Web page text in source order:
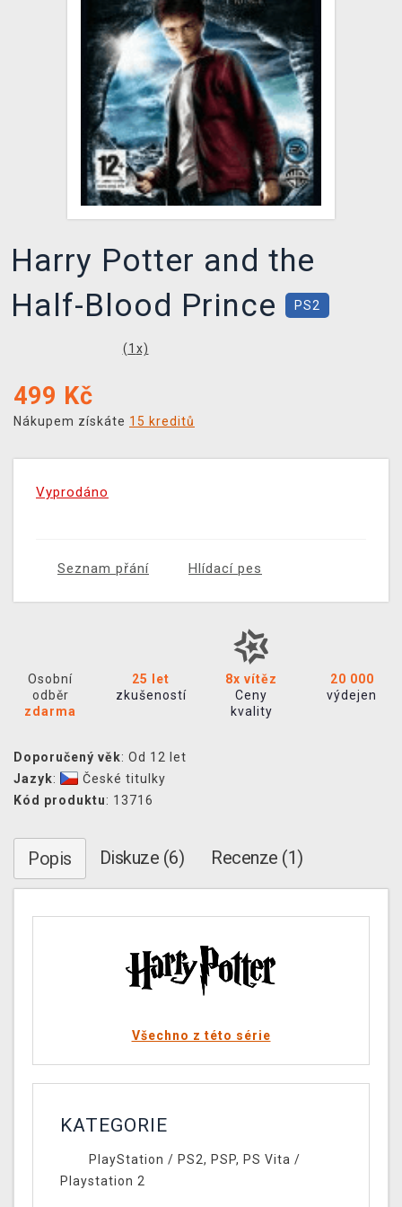
XZONE KLUB
TCG & BOARDGAME HUB
VÝKUP HER (BAZAR)
Harry Potter and the
Half-Blood Prince
PS2
(1 x)
499 Kč
Nákupem získáte 15 kreditů
Vyprodáno
Seznam přání Hlídací pes
Osobní
odběr
zdarma
25 let
zkušeností
8x vítěz
Ceny
kvality
20 000
výdejen
Doporučený věk: Od 12 let
Jazyk:
České titulky
Kód produktu: 13716
Popis Diskuze (6) Recenze (1)
Všechno z této série
KATEGORIE
PlayStation / PS2, PSP, PS Vita /
Playstation 2